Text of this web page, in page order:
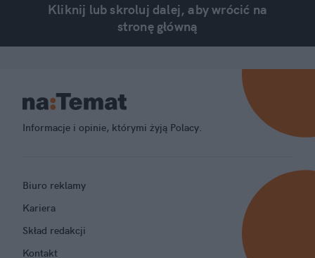
Kliknij lub skroluj dalej, aby wrócić na
stronę główną
Informacje i opinie, którymi żyją Polacy.
Biuro reklamy
Kariera
Skład redakcji
Kontakt